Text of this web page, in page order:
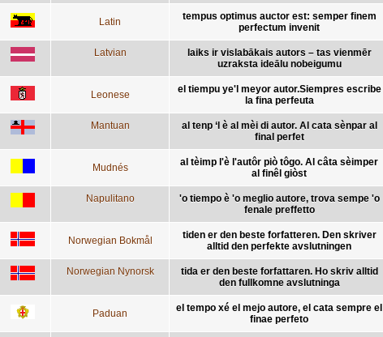
Latin
tempus optimus auctor est: semper finem
perfectum invenit
Latvian
laiks ir vislabākais autors – tas vienmēr
uzraksta ideālu nobeigumu
Leonese
el tiempu ye'l meyor autor.Siempres escribe
la fina perfeuta
Mantuan
al tenp ‘l è al mèi di autor. Al cata sènpar al
final perfet
Mudnés
al tèimp l'è l'autôr piò tôgo. Al câta sèimper
al finêl giòst
Napulitano
'o tiempo è 'o meglio autore, trova sempe 'o
fenale preffetto
Norwegian Bokmål
tiden er den beste forfatteren. Den skriver
alltid den perfekte avslutningen
Norwegian Nynorsk
tida er den beste forfattaren. Ho skriv alltid
den fullkomne avslutninga
Paduan
el tempo xé el mejo autore, el cata sempre el
finae perfeto